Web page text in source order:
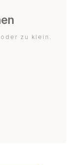
zu klein.